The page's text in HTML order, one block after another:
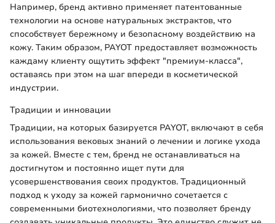
Например, бренд активно применяет патентованные
технологии на основе натуральных экстрактов, что
способствует бережному и безопасному воздействию на
кожу. Таким образом, PAYOT предоставляет возможность
каждаму клиенту ощутить эффект "премиум-класса",
оставаясь при этом на шаг впереди в косметической
индустрии.
Традиции и инновации
Традиции, на которых базируется PAYOT, включают в себя
использования вековых знаний о лечении и логике ухода
за кожей. Вместе с тем, бренд не останавливаться на
достигнутом и постоянно ищет пути для
усовершенствования своих продуктов. Традиционный
подход к уходу за кожей гармонично сочетается с
современными биотехнологиями, что позволяет бренду